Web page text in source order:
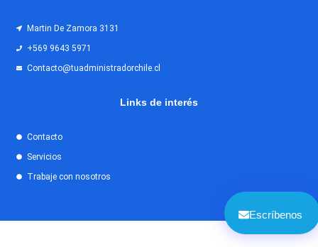
Escríbenos
Martin De Zamora 3131
+569 9643 5971
Contacto@tuadministradorchile.cl
Links de interés
Contacto
Servicios
Trabaje con nosotros